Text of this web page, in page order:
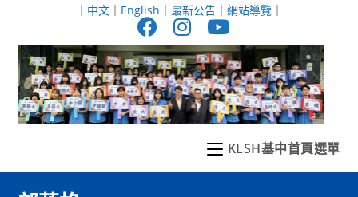
至
｜ 中文｜ English ｜ 最新公告｜ 網站導覽｜
KLSH基中首頁選單